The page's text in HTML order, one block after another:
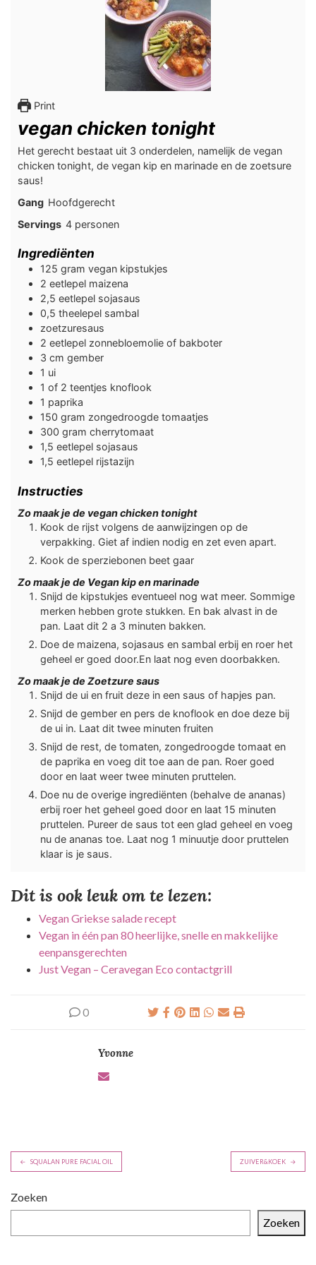
Print
vegan chicken tonight
Het gerecht bestaat uit 3 onderdelen, namelijk de vegan
chicken tonight, de vegan kip en marinade en de zoetsure
saus!
Gang Hoofdgerecht
Servings 4 personen
Ingrediënten
125 gram vegan kipstukjes
2 eetlepel maizena
2,5 eetlepel sojasaus
0,5 theelepel sambal
zoetzuresaus
2 eetlepel zonnebloemolie of bakboter
3 cm gember
1 ui
1 of 2 teentjes knoflook
1 paprika
150 gram zongedroogde tomaatjes
300 gram cherrytomaat
1,5 eetlepel sojasaus
1,5 eetlepel rijstazijn
Instructies
Zo maak je de vegan chicken tonight
Kook de rijst volgens de aanwijzingen op de
verpakking. Giet af indien nodig en zet even apart.
Kook de sperziebonen beet gaar
Zo maak je de Vegan kip en marinade
Snijd de kipstukjes eventueel nog wat meer. Sommige
merken hebben grote stukken. En bak alvast in de
pan. Laat dit 2 a 3 minuten bakken.
Doe de maizena, sojasaus en sambal erbij en roer het
geheel er goed door.En laat nog even doorbakken.
Zo maak je de Zoetzure saus
Snijd de ui en fruit deze in een saus of hapjes pan.
Snijd de gember en pers de knoflook en doe deze bij
de ui in. Laat dit twee minuten fruiten
Snijd de rest, de tomaten, zongedroogde tomaat en
de paprika en voeg dit toe aan de pan. Roer goed
door en laat weer twee minuten pruttelen.
Doe nu de overige ingrediënten (behalve de ananas)
erbij roer het geheel goed door en laat 15 minuten
pruttelen. Pureer de saus tot een glad geheel en voeg
nu de ananas toe. Laat nog 1 minuutje door pruttelen
klaar is je saus.
Dit is ook leuk om te lezen:
Vegan Griekse salade recept
Vegan in één pan 80 heerlijke, snelle en makkelijke
eenpansgerechten
Just Vegan – Ceravegan Eco contactgrill
0
Yvonne
B
r
c
SQUALAN PURE FACIAL OIL ZUIVER&KOEK
Zoeken
Zoeken